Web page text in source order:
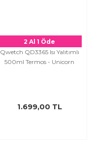
2 Al 1 Öde
Qwetch QD3365 Isı Yalıtımlı
500ml Termos - Unicorn
1.699,00 TL